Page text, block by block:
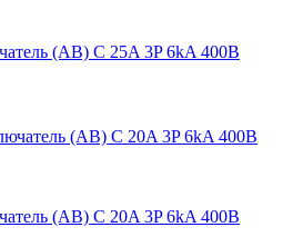
(АВ) C 25A 3P 6kA 400В
(АВ) C 20A 3P 6kA 400В